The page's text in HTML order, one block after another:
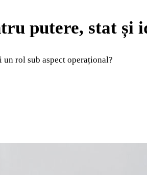
putere, stat și
rol sub aspect operațional?